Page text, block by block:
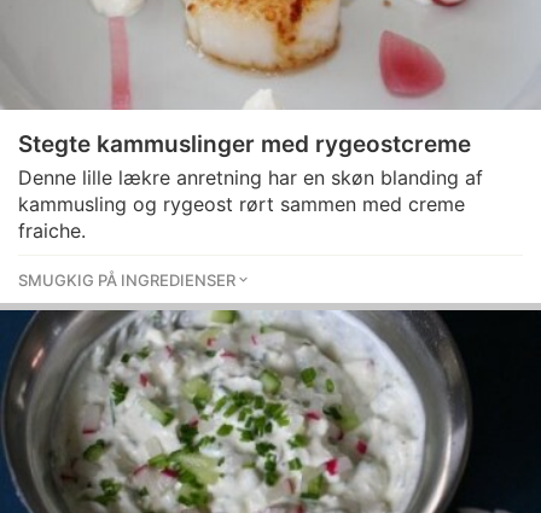
Stegte kammuslinger med rygeostcreme
Denne lille lækre anretning har en skøn blanding af
kammusling og rygeost rørt sammen med creme
fraiche.
SMUGKIG PÅ INGREDIENSER